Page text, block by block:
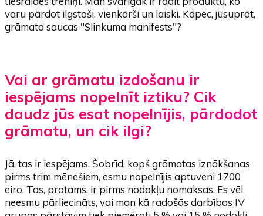
varu pārdot ilgstoši, vienkārši un laiski. Kāpēc, jūsuprāt,
grāmata saucas "Slinkuma manifests"?
Vai ar grāmatu izdošanu ir
iespējams nopelnīt iztiku? Cik
daudz jūs esat nopelnījis, pārdodot
grāmatu, un cik ilgi?
Jā, tas ir iespējams. Šobrīd, kopš grāmatas iznākšanas
pirms trim mēnešiem, esmu nopelnījis aptuveni 1700
eiro. Tas, protams, ir pirms nodokļu nomaksas. Es vēl
neesmu pārliecināts, vai man kā radošās darbības IV